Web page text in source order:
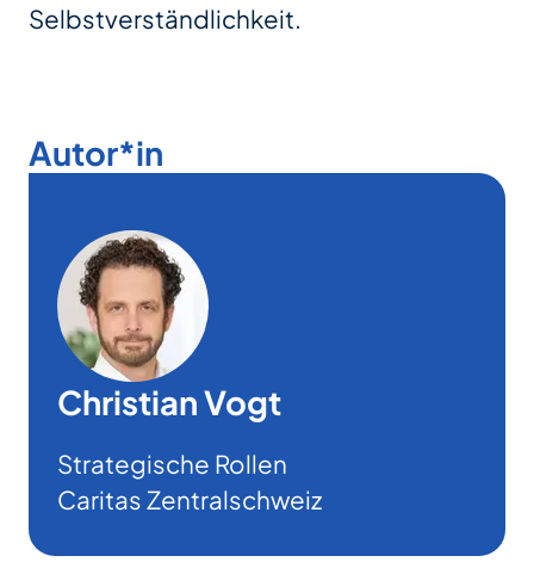
Selbstverständlichkeit.
Autor*in
Christian Vogt
Strategische Rollen
Caritas Zentralschweiz